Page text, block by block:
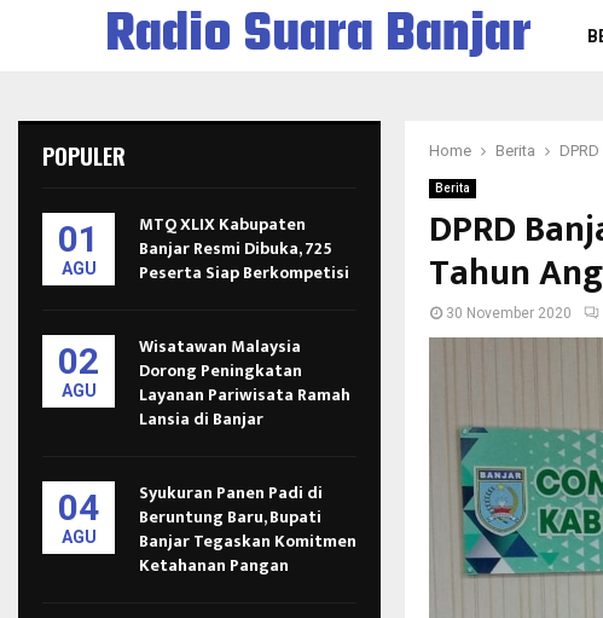
Radio Suara Banjar
Home Berita
Berita
DPRD
Tahun
30 November 2020
POPULER
01
AGU
MTQ XLIX Kabupaten
Banjar Resmi Dibuka, 725
Peserta Siap Berkompetisi
02
AGU
Wisatawan Malaysia
Dorong Peningkatan
Layanan Pariwisata Ramah
Lansia di Banjar
04
AGU
Syukuran Panen Padi di
Beruntung Baru, Bupati
Banjar Tegaskan Komitmen
Ketahanan Pangan